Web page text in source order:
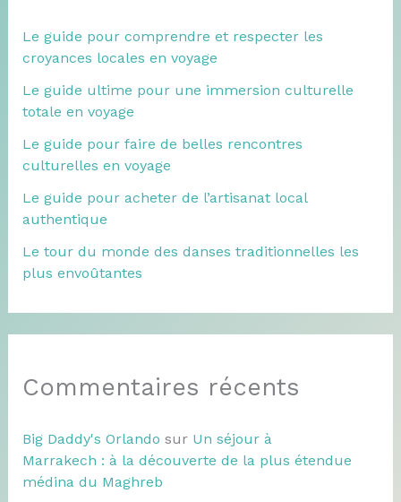
Le guide pour comprendre et respecter les
croyances locales en voyage
Le guide ultime pour une immersion culturelle
totale en voyage
Le guide pour faire de belles rencontres
culturelles en voyage
Le guide pour acheter de l’artisanat local
authentique
Le tour du monde des danses traditionnelles les
plus envoûtantes
Commentaires récents
Big Daddy's Orlando sur Un séjour à
Marrakech : à la découverte de la plus étendue
médina du Maghreb